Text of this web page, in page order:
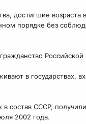
достигшие
порядке без
в государствах,
в состав СССР,
2002 года.